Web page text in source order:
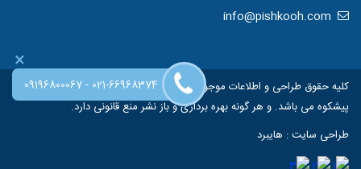
کلیه حقوق طراحی و اطلاعات موجود در این سایت متعلق به فروشگاه اینترنتی
پیشکوه می باشد. و هر گونه بهره برداری و باز نشر منع قانونی دارد.
طراحی سایت: هایبرد
×
09196800067- 021-66968374